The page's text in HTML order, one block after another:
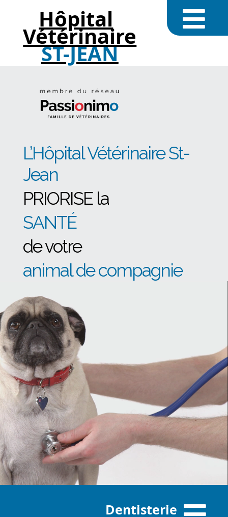
Hôpital
Vétérinaire
ST-JEAN
L’Hôpital Vétérinaire St-
Jean
PRIORISE la
SANTÉ
de votre
animal de compagnie
Dentisterie